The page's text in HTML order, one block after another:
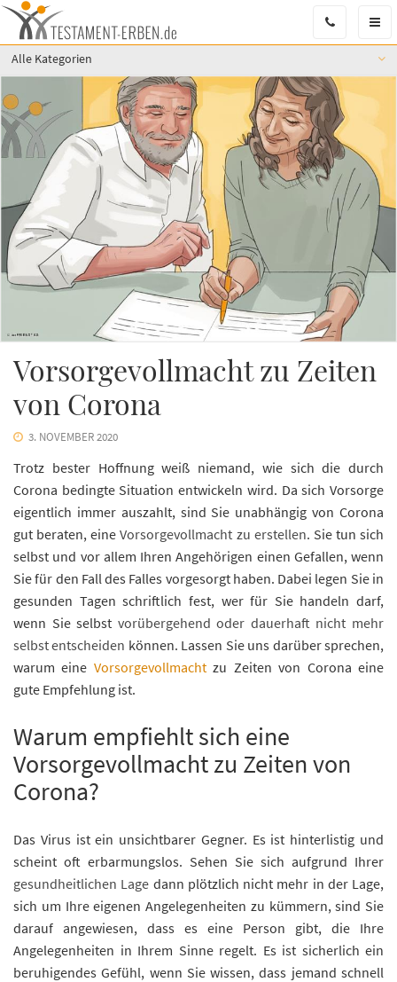
Menü
Alle Kategorien
Vorsorgevollmacht zu Zeiten
von Corona
3. NOVEMBER 2020
Trotz bester Hoffnung weiß niemand, wie sich die durch
Corona bedingte Situation entwickeln wird. Da sich Vorsorge
eigentlich immer auszahlt, sind Sie unabhängig von Corona
gut beraten, eineVorsorgevollmacht zu erstellen. Sie tun sich
selbst und vor allem Ihren Angehörigen einen Gefallen, wenn
Sie für den Fall des Falles vorgesorgt haben. Dabei legen Sie in
gesunden Tagen schriftlich fest, wer für Sie handeln darf,
wenn Sie selbst vorübergehend oder dauerhaft nicht mehr
selbst entscheiden können. Lassen Sie uns darüber sprechen,
warum eine Vorsorgevollmachtzu Zeiten von Corona eine
gute Empfehlung ist.
Warum empfiehlt sich eine
Vorsorgevollmacht zu Zeiten von
Corona?
Das Virus ist ein unsichtbarer Gegner. Es ist hinterlistig und
scheint oft erbarmungslos. Sehen Sie sich aufgrund Ihrer
gesundheitlichen Lage dann plötzlich nicht mehr in der Lage,
sich um Ihre eigenen Angelegenheiten zu kümmern, sind Sie
darauf angewiesen, dass es eine Person gibt, die Ihre
Angelegenheiten in Ihrem Sinne regelt. Es ist sicherlich ein
beruhigendes Gefühl, wenn Sie wissen, dass jemand schnell